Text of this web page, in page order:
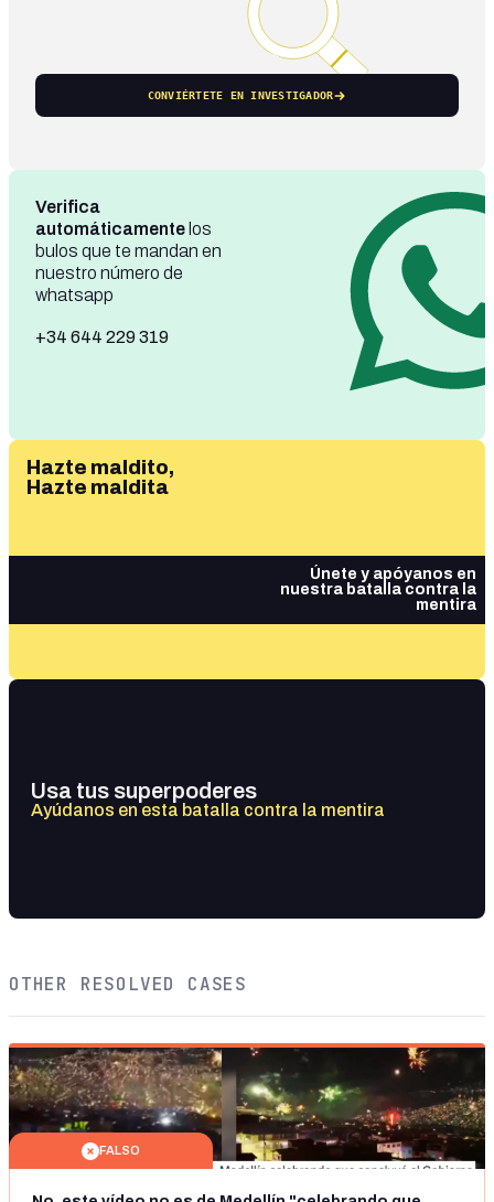
CONVIÉRTETE EN INVESTIGADOR
Verifica
automáticamente los
bulos que te mandan en
nuestro número de
whatsapp
+34 644 229 319
Hazte maldito,
Hazte maldita
Únete y apóyanos en
nuestra batalla contra la
mentira
Usa tus superpoderes
Ayúdanos en esta batalla contra la mentira
OTHER RESOLVED CASES
FALSO